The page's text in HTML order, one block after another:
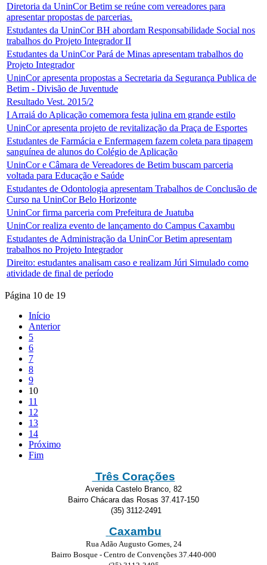
Diretoria da UninCor Betim se reúne com vereadores para
apresentar propostas de parcerias.
Estudantes da UninCor BH abordam Responsabilidade Social nos
trabalhos do Projeto Integrador II
Estudantes da UninCor Pará de Minas apresentam trabalhos do
Projeto Integrador
UninCor apresenta propostas a Secretaria da Segurança Publica de
Betim - Divisão de Juventude
Resultado Vest. 2015/2
I Arraiá do Aplicação comemora festa julina em grande estilo
UninCor apresenta projeto de revitalização da Praça de Esportes
Estudantes de Farmácia e Enfermagem fazem coleta para tipagem
sanguínea de alunos do Colégio de Aplicação
UninCor e Câmara de Vereadores de Betim buscam parceria
voltada para Educação e Saúde
Estudantes de Odontologia apresentam Trabalhos de Conclusão de
Curso na UninCor Belo Horizonte
UninCor firma parceria com Prefeitura de Juatuba
UninCor realiza evento de lançamento do Campus Caxambu
Estudantes de Administração da UninCor Betim apresentam
trabalhos no Projeto Integrador
Direito: estudantes analisam caso e realizam Júri Simulado como
atividade de final de período
Página 10 de 19
Início
Anterior
5
6
7
8
9
10
11
12
13
14
Próximo
Fim
Três Corações
Avenida Castelo Branco, 82
Bairro Chácara das Rosas 37.417-150
(35) 3112-2491
Caxambu
Rua Adão Augusto Gomes, 24
Bairro Bosque - Centro de Convenções 37.440-000